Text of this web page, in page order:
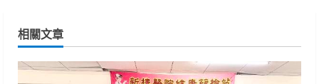
u
e
相關文章